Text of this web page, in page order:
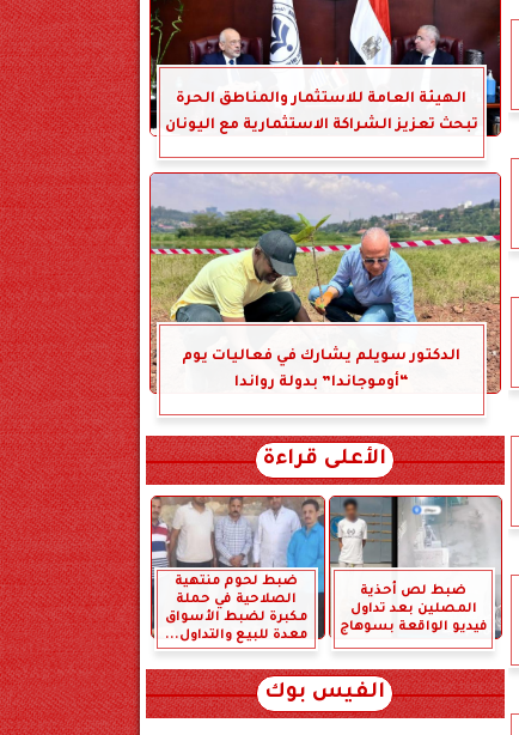
الهيئة العامة للاستثمار والمناطق الحرة
تبحث تعزيز الشراكة الاستثمارية مع اليونان
الدكتور سويلم يشارك في فعاليات يوم
“أوموجاندا” بدولة رواندا
الأعلى قراءة
ضبط لص أحذية
المصلين بعد تداول
فيديو الواقعة بسوهاج
ضبط لحوم منتهية
الصلاحية في حملة
مكبرة لضبط الأسواق
معدة للبيع والتداول...
الفيس بوك